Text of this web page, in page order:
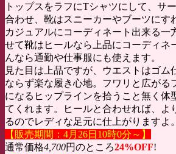
トップスをラフにTシャツにして、サ
合わせ、靴はスニーカーやブーツにす
カジュアルにコーディネート出来る一
せて靴はヒールなら上品にコーディネ
んなら通勤や仕事服にも使えます。
見た目は上品ですが、ウエストはゴム
ならず楽な履き心地。フワリと広がる
になるヒップラインを拾うこと無く体
てくれます。ヒールと合わせれば、よ
るのでレディな足元に仕上がりますよ。
【販売期間：4月26日10時0分～】
通常価格4,700円のところ24%OFF!